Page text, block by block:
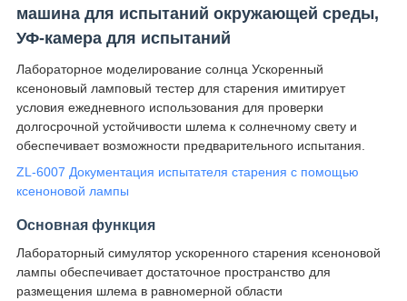
машина для испытаний окружающей среды,
УФ-камера для испытаний
Лабораторное моделирование солнца Ускоренный
ксеноновый ламповый тестер для старения имитирует
условия ежедневного использования для проверки
долгосрочной устойчивости шлема к солнечному свету и
обеспечивает возможности предварительного испытания.
ZL-6007 Документация испытателя старения с помощью
ксеноновой лампы
Основная функция
Лабораторный симулятор ускоренного старения ксеноновой
лампы обеспечивает достаточное пространство для
размещения шлема в равномерной области